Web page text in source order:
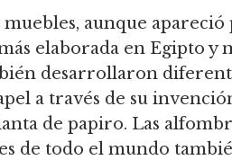
aunque
elaborada en Egipto y
desarrollaron
a través de su
de papiro. Las
de todo el mundo